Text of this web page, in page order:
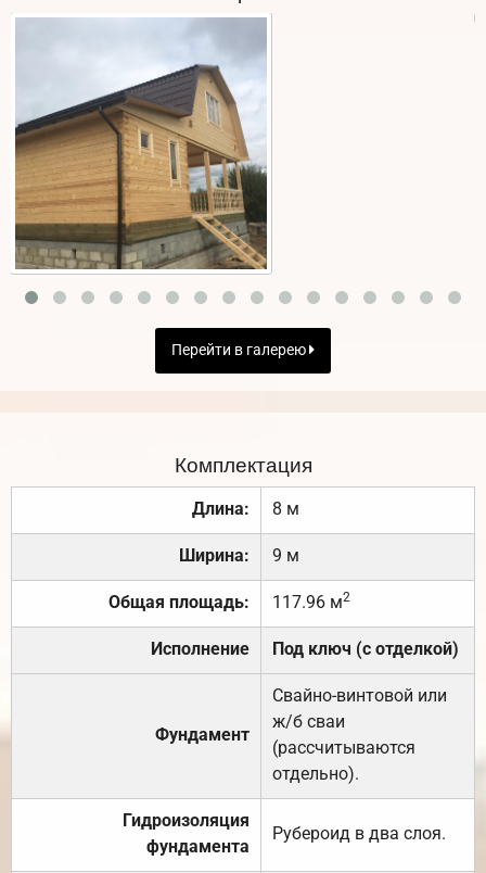
Перейти в галерею
Комплектация
Длина: 8 м
Ширина: 9 м
Общая площадь: 117.96 м2
Исполнение Под ключ (с отделкой)
Фундамент
Свайно-винтовой или
ж/б сваи
(рассчитываются
отдельно).
Гидроизоляция
фундамента
Рубероид в два слоя.